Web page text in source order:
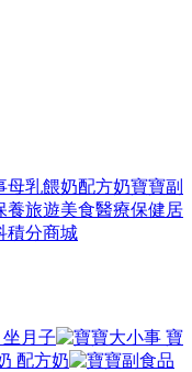
母乳餵奶配方奶寶寶副
養旅遊美食醫療保健居
積分商城
坐月子
寶
配方奶